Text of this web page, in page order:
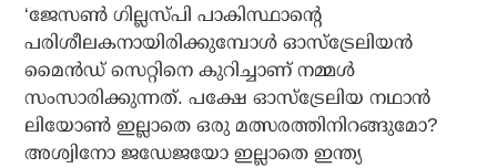
‘ജേസണ്‍ ഗില്ലസ്പി പാകിസ്ഥാന്റെ
പരിശീലകനായിരിക്കുമ്പോള്‍ ഓസ്‌ട്രേലിയന്‍
മൈന്‍ഡ് സെറ്റിനെ കുറിച്ചാണ് നമ്മള്‍
സംസാരിക്കുന്നത്. പക്ഷേ ഓസ്‌ട്രേലിയ നഥാന്‍
ലിയോണ്‍ ഇല്ലാതെ ഒരു മത്സരത്തിനിറങ്ങുമോ?
അശ്വിനോ ജഡേജയോ ഇല്ലാതെ ഇന്ത്യ